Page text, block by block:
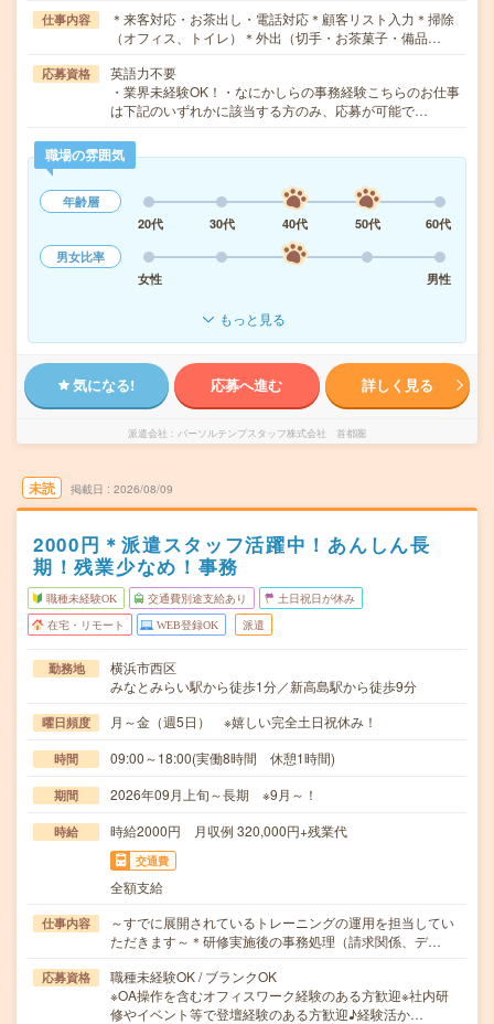
仕事内容
＊来客対応・お茶出し・電話対応＊顧客リスト入力＊掃除
（オフィス、トイレ）＊外出（切手・お茶菓子・備品…
応募資格
英語力不要
・業界未経験OK！・なにかしらの事務経験こちらのお仕事
は下記のいずれかに該当する方のみ、応募が可能で…
職場の雰囲気
年齢層
20代
30代 40代 50代
60代
男女比率
女性
男性
もっと見る
気になる! 応募へ進む 詳しく見る
派遣会社 パーソルテンプスタッフ株式会社 首都圏
未読 掲載日 2026/08/09
2000円＊派遣スタッフ活躍中！あんしん長
期！残業少なめ！事務
職種未経験OK 交通費別途支給あり 土日祝日が休み
在宅・リモート WEB登録OK 派遣
勤務地
横浜市西区
みなとみらい駅から徒歩1分／新高島駅から徒歩9分
曜日頻度 月～金（週5日） ※嬉しい完全土日祝休み！
時間 09:00～18:00(実働8時間 休憩1時間)
期間 2026年09月上旬～長期 ※9月～！
時給 時給2000円 月収例 320,000円+残業代
交通費
全額支給
仕事内容
～すでに展開されているトレーニングの運用を担当してい
ただきます～＊研修実施後の事務処理（請求関係、デ…
応募資格
職種未経験OK / ブランクOK
※OA操作を含むオフィスワーク経験のある方歓迎※社内研
修やイベント等で登壇経験のある方歓迎♪経験活か…